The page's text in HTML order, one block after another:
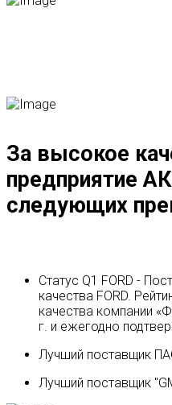
За высокое
предприятие
следующих
Статус Q1 FORD -
качества FORD.
качества компании
г. и ежегодно
Лучший поставщик
Лучший поставщик